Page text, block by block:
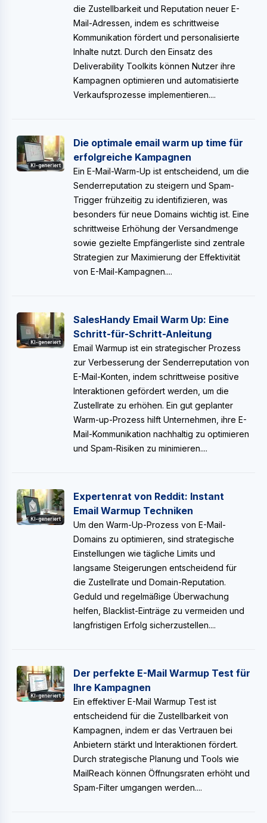
die Zustellbarkeit und Reputation neuer E-
Mail-Adressen, indem es schrittweise
Kommunikation fördert und personalisierte
Inhalte nutzt. Durch den Einsatz des
Deliverability Toolkits können Nutzer ihre
Kampagnen optimieren und automatisierte
Verkaufsprozesse implementieren....
KI-generiert
Die optimale email warm up time für
erfolgreiche Kampagnen
Ein E-Mail-Warm-Up ist entscheidend, um die
Senderreputation zu steigern und Spam-
Trigger frühzeitig zu identifizieren, was
besonders für neue Domains wichtig ist. Eine
schrittweise Erhöhung der Versandmenge
sowie gezielte Empfängerliste sind zentrale
Strategien zur Maximierung der Effektivität
von E-Mail-Kampagnen....
KI-generiert
SalesHandy Email Warm Up: Eine
Schritt-für-Schritt-Anleitung
Email Warmup ist ein strategischer Prozess
zur Verbesserung der Senderreputation von
E-Mail-Konten, indem schrittweise positive
Interaktionen gefördert werden, um die
Zustellrate zu erhöhen. Ein gut geplanter
Warm-up-Prozess hilft Unternehmen, ihre E-
Mail-Kommunikation nachhaltig zu optimieren
und Spam-Risiken zu minimieren....
KI-generiert
Expertenrat von Reddit: Instant
Email Warmup Techniken
Um den Warm-Up-Prozess von E-Mail-
Domains zu optimieren, sind strategische
Einstellungen wie tägliche Limits und
langsame Steigerungen entscheidend für
die Zustellrate und Domain-Reputation.
Geduld und regelmäßige Überwachung
helfen, Blacklist-Einträge zu vermeiden und
langfristigen Erfolg sicherzustellen....
KI-generiert
Der perfekte E-Mail Warmup Test für
Ihre Kampagnen
Ein effektiver E-Mail Warmup Test ist
entscheidend für die Zustellbarkeit von
Kampagnen, indem er das Vertrauen bei
Anbietern stärkt und Interaktionen fördert.
Durch strategische Planung und Tools wie
MailReach können Öffnungsraten erhöht und
Spam-Filter umgangen werden....